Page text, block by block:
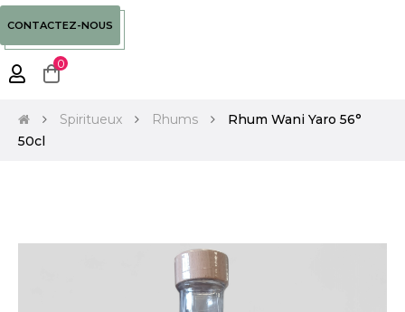
CONTACTEZ-NOUS
0
Spiritueux Rhums
Rhum Wani Yaro 56°
50cl